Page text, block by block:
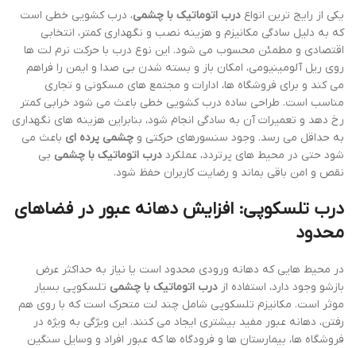
یکی از رایج ترین انواع درب اتوماتیک با چشمی، درب کشویی خطی است
که به دلیل سادگی مکانیزم و هزینه نصب و نگهداری کمتر، انتخابی
اقتصادی و مطمئن محسوب می شود. این نوع درب با حرکت نرم لت ها
روی ریل آلومینیومی، امکان باز و بسته شدن بی صدا و ایمن را فراهم
می کند و برای فروشگاه ها، ادارات و مجتمع های مسکونی و تجاری
مناسب است. طراحی ساده درب کشویی خطی باعث می شود خرابی کمتر
رخ دهد و تعمیرات آن به سادگی انجام شود، بنابراین هزینه های نگهداری
به حداقل می رسد. وجود سنسورهای حرکتی و چشمی پرده ای باعث می
شود حتی در محیط های پرتردد، عملکرد درب اتوماتیک با چشمی بی
نقص و امن باقی بماند و رضایت کاربران حفظ شود.
درب تلسکوپی: افزایش دهانه عبور در فضاهای
محدود
در محیط هایی که دهانه ورودی محدود است یا نیاز به حداکثر عرض
بازشو وجود دارد، استفاده از درب اتوماتیک با چشمی تلسکوپی بسیار
موثر است. مکانیزم تلسکوپی شامل چند لت متحرک است که با روی هم
رفتن، دهانه عبور مفید بیشتری ایجاد می کنند. این ویژگی به ویژه در
فروشگاه ها، بیمارستان ها و فرودگاه ها که عبور افراد و وسایل سنگین